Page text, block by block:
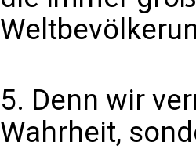
5. Denn wir
Wahrheit,